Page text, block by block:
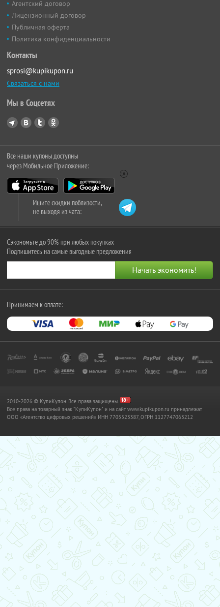
Агентский договор
Лицензионный договор
Публичная оферта
Политика конфиденциальности
Контакты
sprosi@kupikupon.ru
Связаться с нами
Мы в Соцсетях
Все наши купоны доступны
через Мобильное Приложение:
Ищите скидки поблизости,
не выходя из чата:
Сэкономьте до 90% при любых покупках
Подпишитесь на самые выгодные предложения
Принимаем к оплате:
2010-2026 © КупиКупон. Все права защищены.
Все права на товарный знак "КупиКупон" и на сайт www.kupikupon.ru принадлежат
OOO «Агентство цифровых решений» ИНН 7705523387, ОГРН 1127747063212